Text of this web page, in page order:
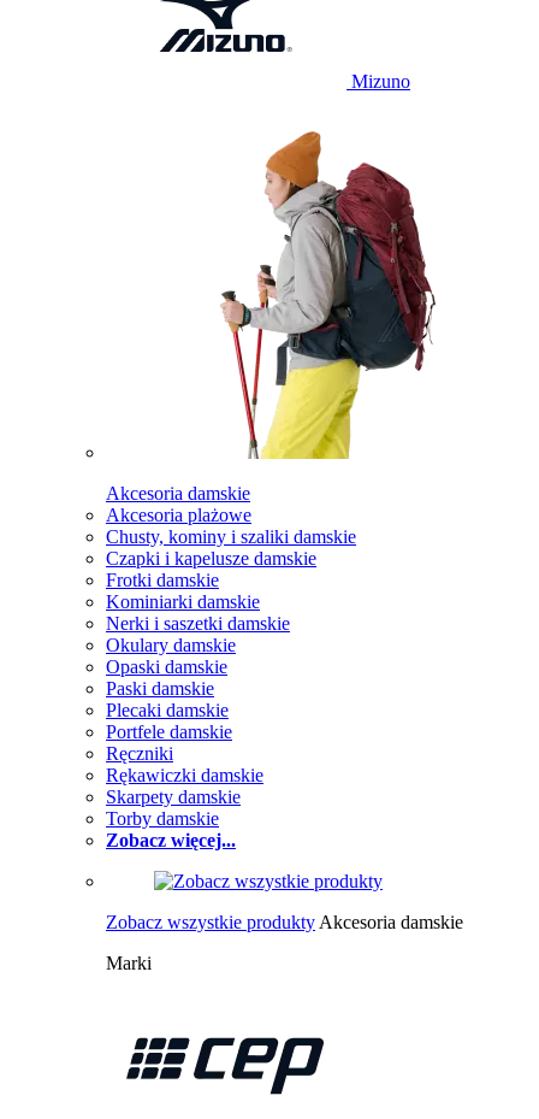
Mizuno
Akcesoria damskie
Akcesoria plażowe
Chusty, kominy i szaliki damskie
Czapki i kapelusze damskie
Frotki damskie
Kominiarki damskie
Nerki i saszetki damskie
Okulary damskie
Opaski damskie
Paski damskie
Plecaki damskie
Portfele damskie
Ręczniki
Rękawiczki damskie
Skarpety damskie
Torby damskie
Zobacz więcej...
Zobacz wszystkie produkty Akcesoria damskie
Marki